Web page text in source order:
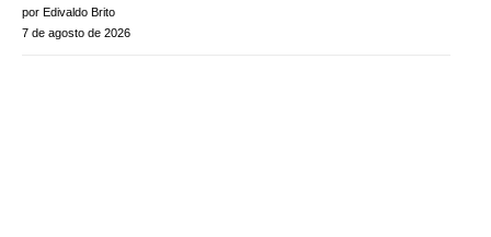
por Edivaldo Brito
7 de agosto de 2026